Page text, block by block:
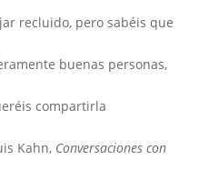
recluido, pero sabéis que
buenas personas,
compartirla
Kahn, Conversaciones con